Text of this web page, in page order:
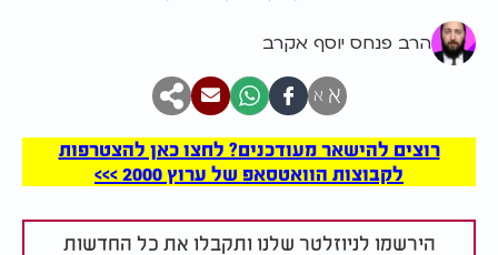
הרב פנחס יוסף אקרב
א א
רוצים להישאר מעודכנים? לחצו כאן להצטרפות
לקבוצות הוואטסאפ של ערוץ 2000 >>>
הירשמו לניוזלטר שלנו ותקבלו את כל החדשות